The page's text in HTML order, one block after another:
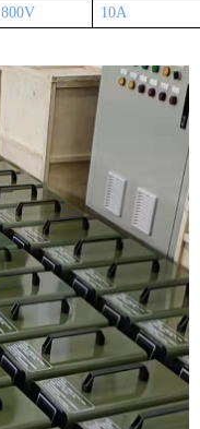
800V 10A